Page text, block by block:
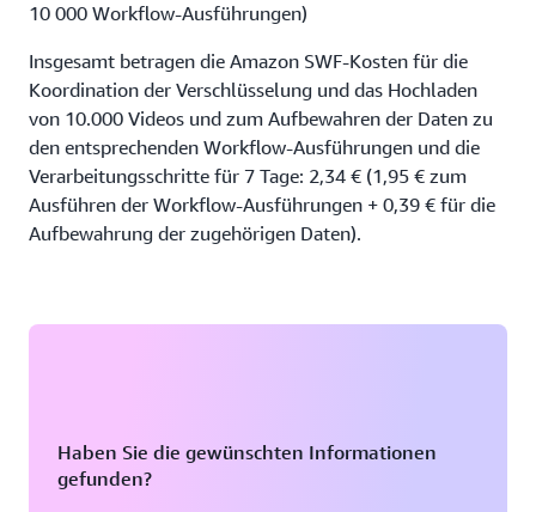
10 000 Workflow-Ausführungen)
Insgesamt betragen die Amazon SWF-Kosten für die
Koordination der Verschlüsselung und das Hochladen
von 10.000 Videos und zum Aufbewahren der Daten zu
den entsprechenden Workflow-Ausführungen und die
Verarbeitungsschritte für 7 Tage: 2,34 € (1,95 € zum
Ausführen der Workflow-Ausführungen + 0,39 € für die
Aufbewahrung der zugehörigen Daten).
Haben Sie die gewünschten Informationen
gefunden?